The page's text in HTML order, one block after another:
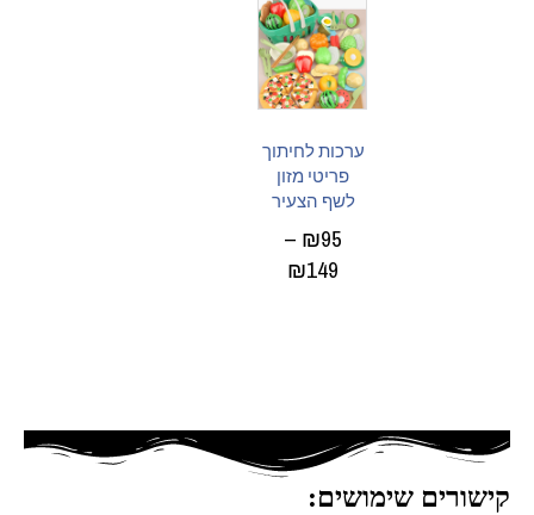
ערכות לחיתוך
פריטי מזון
לשף הצעיר
₪95
–
₪149
קישורים שימושים: